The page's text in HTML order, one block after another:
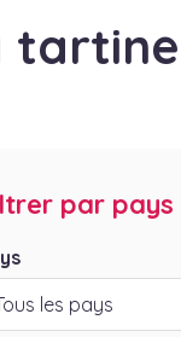
par pays